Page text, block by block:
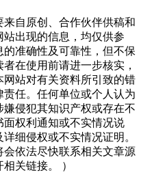
自原创、合作伙伴供稿和
出现的信息，均仅供参
准确性及可靠性，但不保
在使用前请进一步核实，
站对有关资料所引致的错
任。任何单位或个人认为
侵犯其知识产权或存在不
权利通知或不实情况说
细侵权或不实情况证明。
依法尽快联系相关文章源
关链接。 ）